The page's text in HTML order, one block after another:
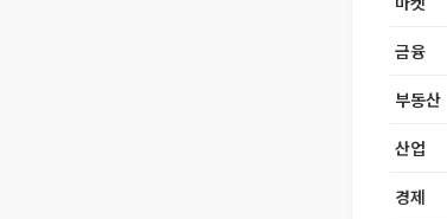
금융
부동산
산업
경제